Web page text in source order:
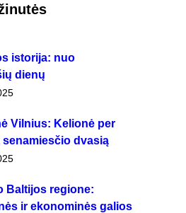
istorija: nuo
dienų
Vilnius: Kelionė per
senamiesčio dvasią
Baltijos regione:
ir ekonominės galios